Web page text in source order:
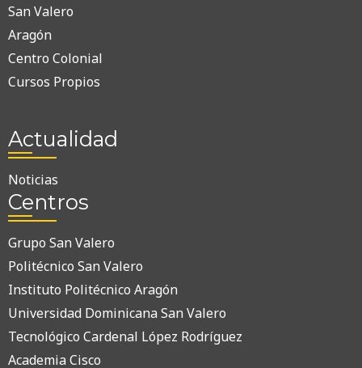
San Valero
Aragón
Centro Colonial
Cursos Propios
Actualidad
Noticias
Centros
Grupo San Valero
Politécnico San Valero
Instituto Politécnico Aragón
Universidad Dominicana San Valero
Tecnológico Cardenal López Rodríguez
Academia Cisco